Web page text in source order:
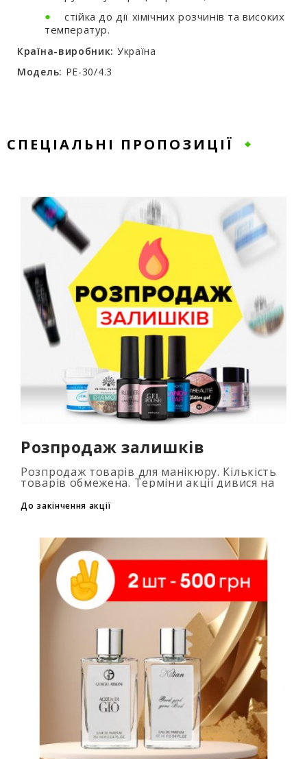
стійка до дії хімічних розчинів та високих
температур.
Країна-виробник: Україна
Модель: PE-30/4.3
СПЕЦІАЛЬНІ ПРОПОЗИЦІЇ
Розпродаж залишків
Розпродаж товарів для манікюру. Кількість
товарів обмежена. Терміни акції дивися на
таймері...
До закінчення акції